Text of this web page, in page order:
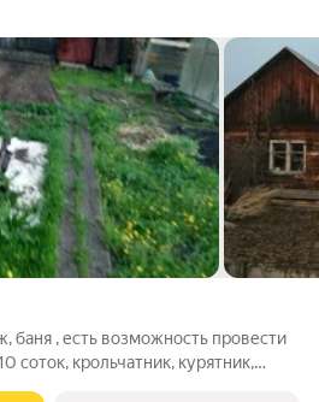
соток, крольчатник, курятник,